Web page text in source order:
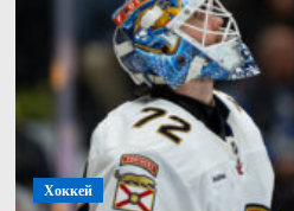
Ахтямове:
рад,
что
могу
способствовать
его
развитию
Хоккей